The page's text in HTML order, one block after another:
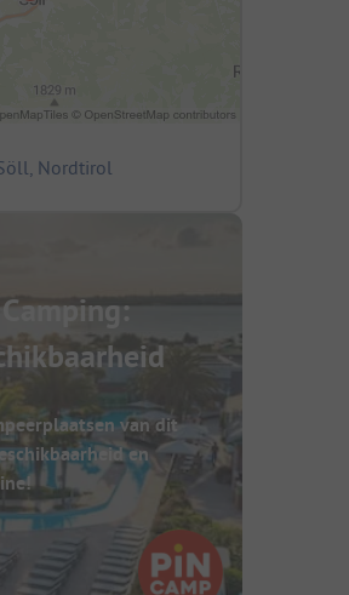
Nordtirol
van dit
en